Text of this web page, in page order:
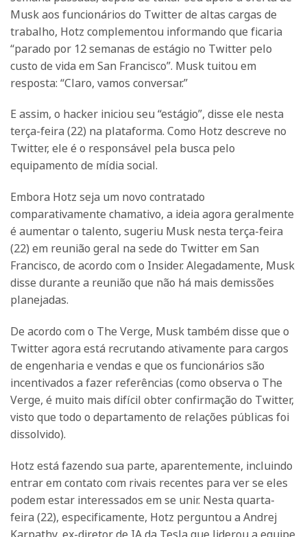
Musk aos funcionários do Twitter de altas cargas de
trabalho, Hotz complementou informando que ficaria
“parado por 12 semanas de estágio no Twitter pelo
custo de vida em San Francisco”. Musk tuitou em
resposta: “Claro, vamos conversar.”
E assim, o hacker iniciou seu “estágio”, disse ele nesta
terça-feira (22) na plataforma. Como Hotz descreve no
Twitter, ele é o responsável pela busca pelo
equipamento de mídia social.
Embora Hotz seja um novo contratado
comparativamente chamativo, a ideia agora geralmente
é aumentar o talento, sugeriu Musk nesta terça-feira
(22) em reunião geral na sede do Twitter em San
Francisco, de acordo com o Insider. Alegadamente, Musk
disse durante a reunião que não há mais demissões
planejadas.
De acordo com o The Verge, Musk também disse que o
Twitter agora está recrutando ativamente para cargos
de engenharia e vendas e que os funcionários são
incentivados a fazer referências (como observa o The
Verge, é muito mais difícil obter confirmação do Twitter,
visto que todo o departamento de relações públicas foi
dissolvido).
Hotz está fazendo sua parte, aparentemente, incluindo
entrar em contato com rivais recentes para ver se eles
podem estar interessados em se unir. Nesta quarta-
feira (22), especificamente, Hotz perguntou a Andrej